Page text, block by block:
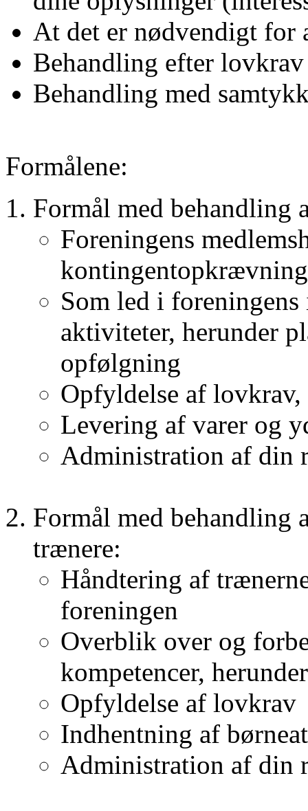
At det er nødvendigt for
Behandling efter lovkrav
Behandling med
Formålene:
Formål med behandling
Foreningens
kontingentopkrævning
Som led i
aktiviteter, herunder
opfølgning
Opfyldelse af
Levering af varer og
Administration af din
Formål med behandling
trænere:
Håndtering af
foreningen
Overblik over og
kompetencer,
Opfyldelse af lovkrav
Indhentning af
Administration af din